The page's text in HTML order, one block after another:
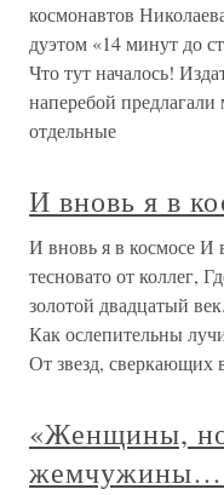
космонавтов
дуэтом «14 минут до
Что тут началось!
наперебой
отдельные
И вновь я в
И вновь я в космосе И
тесновато от коллег,
золотой двадцатый
Как ослепительны
От звезд,
«Женщины,